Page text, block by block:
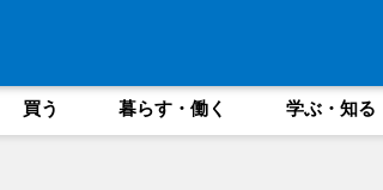
買う 暮らす・働く 学ぶ・知る